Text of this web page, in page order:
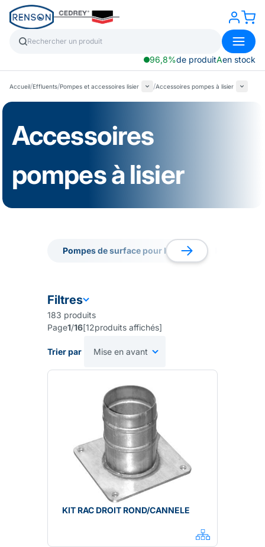
96,8%de produitAen stock
Accueil/Effluents/Pompes et accessoires lisier /Accessoires pompes à lisier
Accessoires
pompes à lisier
Pompes de surface pour lisier
Pompes de surface pour lisier
Filtres
183 produits
Page1/16[12produits affichés]
Trier par
KIT RAC DROIT ROND/CANNELE